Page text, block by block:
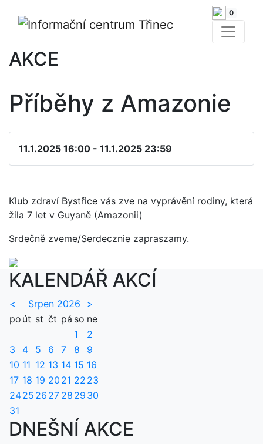
0
AKCE
Příběhy z Amazonie
11.1.2025 16:00 - 11.1.2025 23:59
Klub zdraví Bystřice vás zve na vyprávění rodiny, která
žila 7 let v Guyaně (Amazonii)
Srdečně zveme/Serdecznie zapraszamy.
KALENDÁŘ AKCÍ
< Srpen 2026
>
po út st čt pá so ne
1
2
3
4 5 6 7 8
9
10 11 12 13 14 15 16
17 18 19 20 21 22 23
2425 26 27 28 29 30
31
DNEŠNÍ AKCE